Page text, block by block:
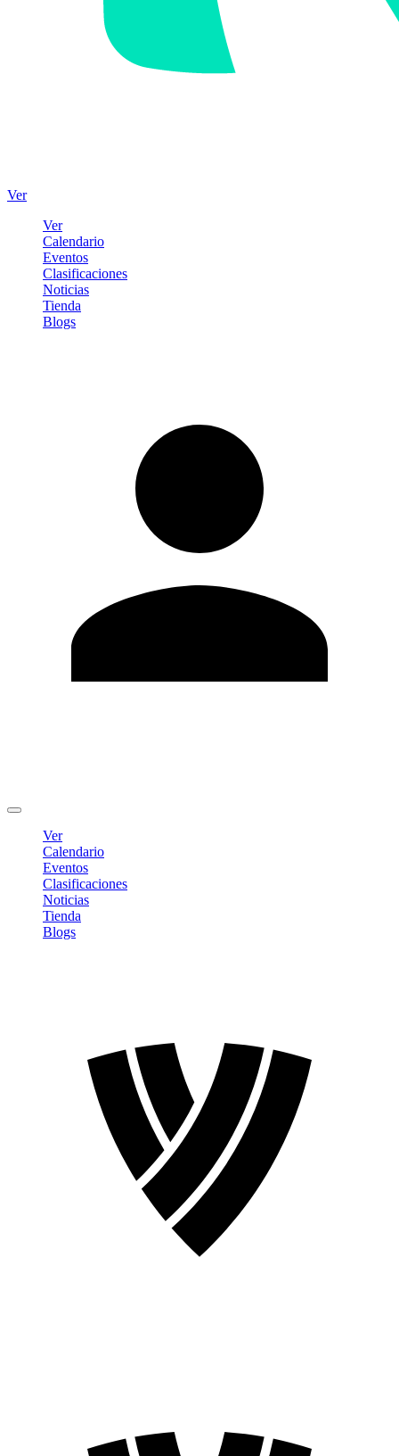
Ver
Ver
Calendario
Eventos
Clasificaciones
Noticias
Tienda
Blogs
Ver
Calendario
Eventos
Clasificaciones
Noticias
Tienda
Blogs